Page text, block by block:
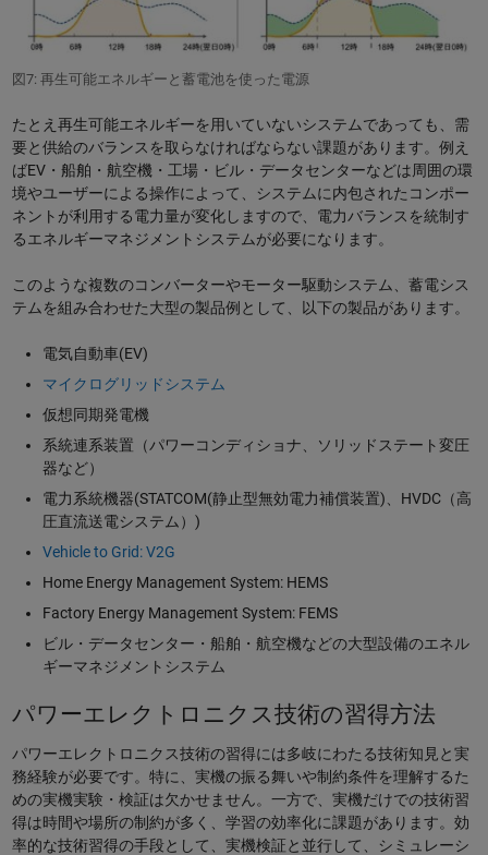
図7: 再生可能エネルギーと蓄電池を使った電源
たとえ再生可能エネルギーを用いていないシステムであっても、需
要と供給のバランスを取らなければならない課題があります。例え
ばEV・船舶・航空機・工場・ビル・データセンターなどは周囲の環
境やユーザーによる操作によって、システムに内包されたコンポー
ネントが利用する電力量が変化しますので、電力バランスを統制す
るエネルギーマネジメントシステムが必要になります。
このような複数のコンバーターやモーター駆動システム、蓄電シス
テムを組み合わせた大型の製品例として、以下の製品があります。
電気自動車(EV)
マイクログリッドシステム
仮想同期発電機
系統連系装置（パワーコンディショナ、ソリッドステート変圧
器など）
電力系統機器(STATCOM(静止型無効電力補償装置)、HVDC（高
圧直流送電システム）)
Vehicle to Grid: V2G
Home Energy Management System: HEMS
Factory Energy Management System: FEMS
ビル・データセンター・船舶・航空機などの大型設備のエネル
ギーマネジメントシステム
パワーエレクトロニクス技術の習得方法
パワーエレクトロニクス技術の習得には多岐にわたる技術知見と実
務経験が必要です。特に、実機の振る舞いや制約条件を理解するた
めの実機実験・検証は欠かせません。一方で、実機だけでの技術習
得は時間や場所の制約が多く、学習の効率化に課題があります。効
率的な技術習得の手段として、実機検証と並行して、シミュレーシ